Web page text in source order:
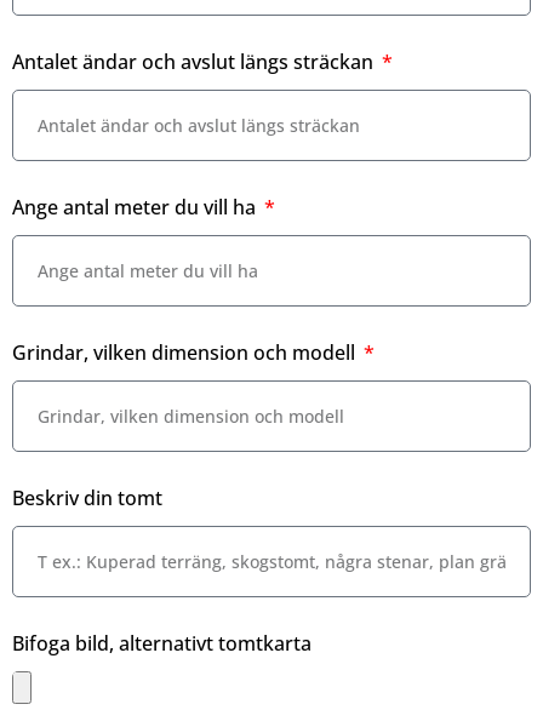
Antalet ändar och avslut längs sträckan
Ange antal meter du vill ha
Grindar, vilken dimension och modell
Beskriv din tomt
Bifoga bild, alternativt tomtkarta